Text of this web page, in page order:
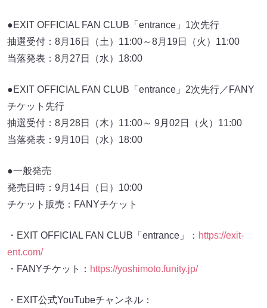
●EXIT OFFICIAL FAN CLUB「entrance」1次先行
抽選受付：8月16日（土）11:00～8月19日（火）11:00
当落発表：8月27日（水）18:00
●EXIT OFFICIAL FAN CLUB「entrance」2次先行／FANY
チケット先行
抽選受付：8月28日（木）11:00～ 9月02日（火）11:00
当落発表：9月10日（水）18:00
●一般発売
発売日時：9月14日（日）10:00
チケット販売：FANYチケット
・EXIT OFFICIAL FAN CLUB「entrance」： https://exit-
ent.com/
・FANYチケット： https://yoshimoto.funity.jp/
・EXIT公式YouTubeチャンネル：